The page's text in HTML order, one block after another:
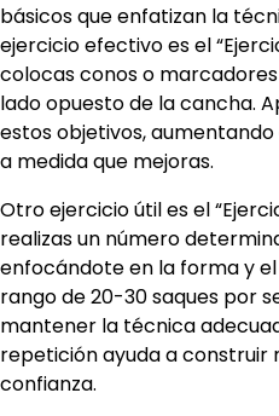
básicos que enfatizan la
ejercicio efectivo es el
colocas conos o
lado opuesto de la cancha.
estos objetivos,
a medida que mejoras.
Otro ejercicio útil es el
realizas un número
enfocándote en la forma y
rango de 20-30 saques por
mantener la técnica
repetición ayuda a construir
confianza.